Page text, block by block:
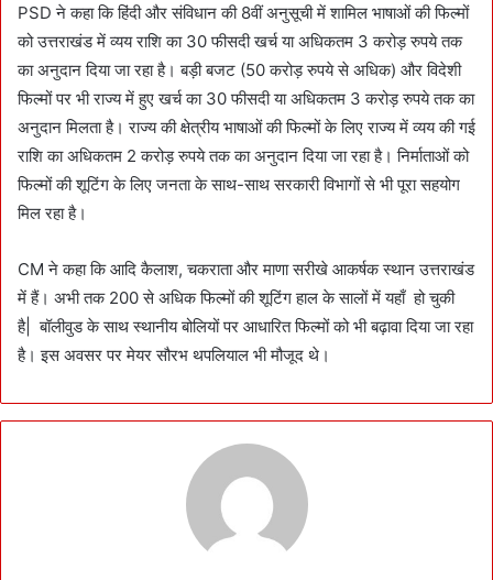
PSD ने कहा कि हिंदी और संविधान की 8वीं अनुसूची में शामिल भाषाओं की फिल्मों
को उत्तराखंड में व्यय राशि का 30 फीसदी खर्च या अधिकतम 3 करोड़ रुपये तक
का अनुदान दिया जा रहा है। बड़ी बजट (50 करोड़ रुपये से अधिक) और विदेशी
फिल्मों पर भी राज्य में हुए खर्च का 30 फीसदी या अधिकतम 3 करोड़ रुपये तक का
अनुदान मिलता है। राज्य की क्षेत्रीय भाषाओं की फिल्मों के लिए राज्य में व्यय की गई
राशि का अधिकतम 2 करोड़ रुपये तक का अनुदान दिया जा रहा है। निर्माताओं को
फिल्मों की शूटिंग के लिए जनता के साथ-साथ सरकारी विभागों से भी पूरा सहयोग
मिल रहा है।
CM ने कहा कि आदि कैलाश, चकराता और माणा सरीखे आकर्षक स्थान उत्तराखंड
में हैं। अभी तक 200 से अधिक फिल्मों की शूटिंग हाल के सालों में यहाँ हो चुकी
है| बॉलीवुड के साथ स्थानीय बोलियों पर आधारित फिल्मों को भी बढ़ावा दिया जा रहा
है। इस अवसर पर मेयर सौरभ थपलियाल भी मौजूद थे।